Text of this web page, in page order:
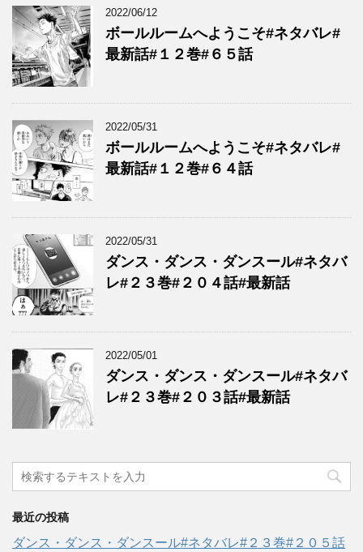
2022/06/12
ボールルームへようこそ#ネタバレ#
最新話#１２巻#６５話
2022/05/31
ボールルームへようこそ#ネタバレ#
最新話#１２巻#６４話
2022/05/31
ダンス・ダンス・ダンスール#ネタバ
レ#２３巻#２０４話#最新話
2022/05/01
ダンス・ダンス・ダンスール#ネタバ
レ#２３巻#２０３話#最新話
最近の投稿
ダンス・ダンス・ダンスール#ネタバレ#２３巻#２０５話